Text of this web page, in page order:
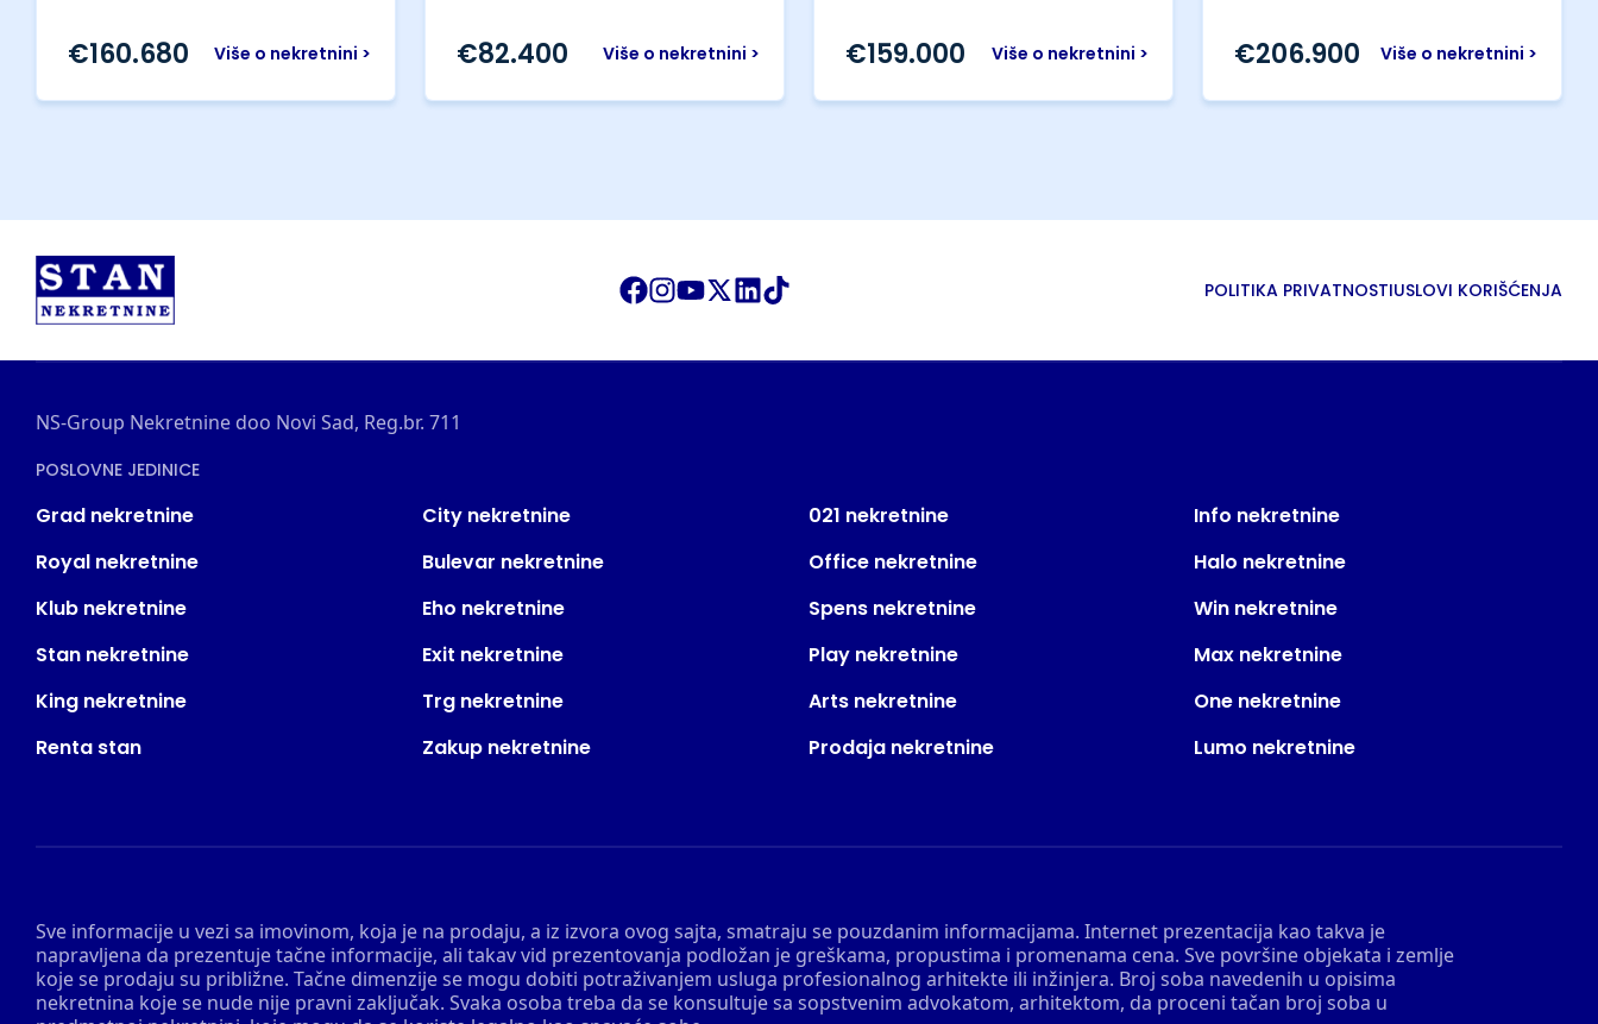
Više o nekretnini >
€160.680 Više o nekretnini >
€82.400 Više o nekretnini >
€159.000 Više o nekretnini >
€206.900
POLITIKA PRIVATNOSTIUSLOVI KORIŠĆENJA
Sve informacije u vezi sa imovinom, koja je na prodaju, a iz izvora ovog sajta, smatraju se pouzdanim informacijama. Internet prezentacija kao takva je
napravljena da prezentuje tačne informacije, ali takav vid prezentovanja podložan je greškama, propustima i promenama cena. Sve površine objekata i zemlje
koje se prodaju su približne. Tačne dimenzije se mogu dobiti potraživanjem usluga profesionalnog arhitekte ili inžinjera. Broj soba navedenih u opisima
nekretnina koje se nude nije pravni zaključak. Svaka osoba treba da se konsultuje sa sopstvenim advokatom, arhitektom, da proceni tačan broj soba u
NS-Group Nekretnine doo Novi Sad, Reg.br. 711
POSLOVNE JEDINICE
Grad nekretnine City nekretnine 021 nekretnine
Info nekretnine
Royal nekretnine
Bulevar nekretnine Office nekretnine
Halo nekretnine
Klub nekretnine
Eho nekretnine Spens nekretnine
Win nekretnine
Stan nekretnine
Exit nekretnine Play nekretnine
Max nekretnine
King nekretnine
Trg nekretnine Arts nekretnine
One nekretnine
Renta stan
Zakup nekretnine Prodaja nekretnine Lumo nekretnine